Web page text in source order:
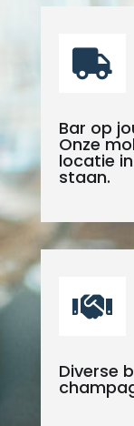

Bar op
Onze
locatie
staan.

Diverse